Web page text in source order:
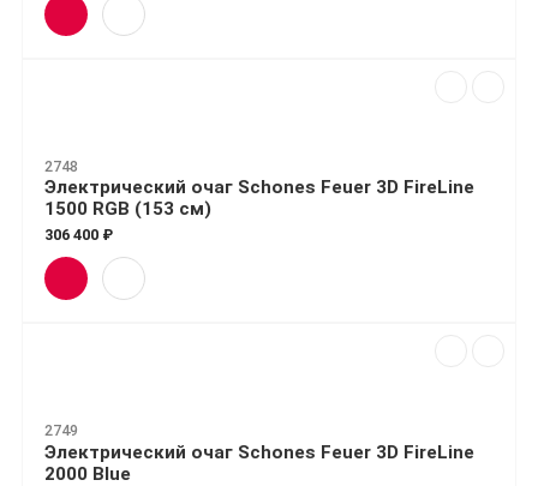
2748
Электрический очаг Schones Feuer 3D FireLine
1500 RGB (153 см)
306 400 ₽
2749
Электрический очаг Schones Feuer 3D FireLine
2000 Blue